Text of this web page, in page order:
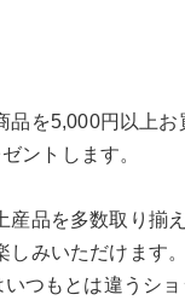
品を5,000円以上
ントします。
産品を多数取り揃
しみいただけます
つもとは違うシ